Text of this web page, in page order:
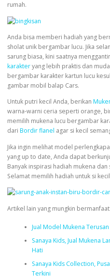
rumah.
Anda bisa memberi hadiah yang
sholat unik bergambar lucu. Jika
sarung biasa, kini saatnya
karakteryang lebih praktis dan
bergambar karakter kartun lucu
gambar mobil balap Cars.
Untuk putri kecil Anda, berikan
warna-warni ceria seperti orange,
memilih mukena lucu bergambar
dari Bordir flanel agar si kecil
Jika ingin melihat model
yang up to date, Anda dapat
Banyak inspirasi hadiah mukena
Selamat memilih hadiah untuk si
Artikel lain yang mungkin bermanfaat:
Jual Model Mukena
Sanaya Kids, Jual Mukena
Hati
Sanaya Kids Collection,
Terkini